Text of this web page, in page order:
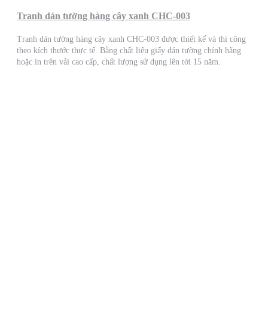
Tranh dán tường hàng cây xanh CHC-003
Tranh dán tường hàng cây xanh CHC-003 được thiết kế và thi công
theo kích thước thực tế. Bằng chất liệu giấy dán tường chính hãng
hoặc in trên vải cao cấp, chất lượng sử dụng lên tới 15 năm.